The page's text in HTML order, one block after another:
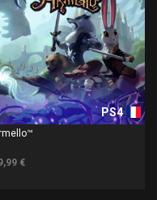
PS4
€